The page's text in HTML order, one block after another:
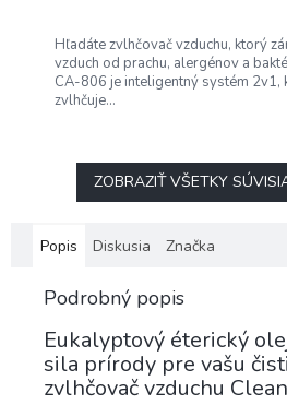
Hľadáte zvlhčovač vzduchu, ktorý
vzduch od prachu, alergénov a
CA-806 je inteligentný systém 2v1,
zvlhčuje...
ZOBRAZIŤ VŠETKY
Popis Diskusia Značka
Podrobný popis
Eukalyptový éterický
sila prírody pre vašu
zvlhčovač vzduchu